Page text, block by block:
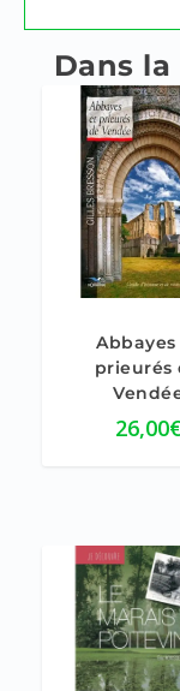
prieurés
26,00